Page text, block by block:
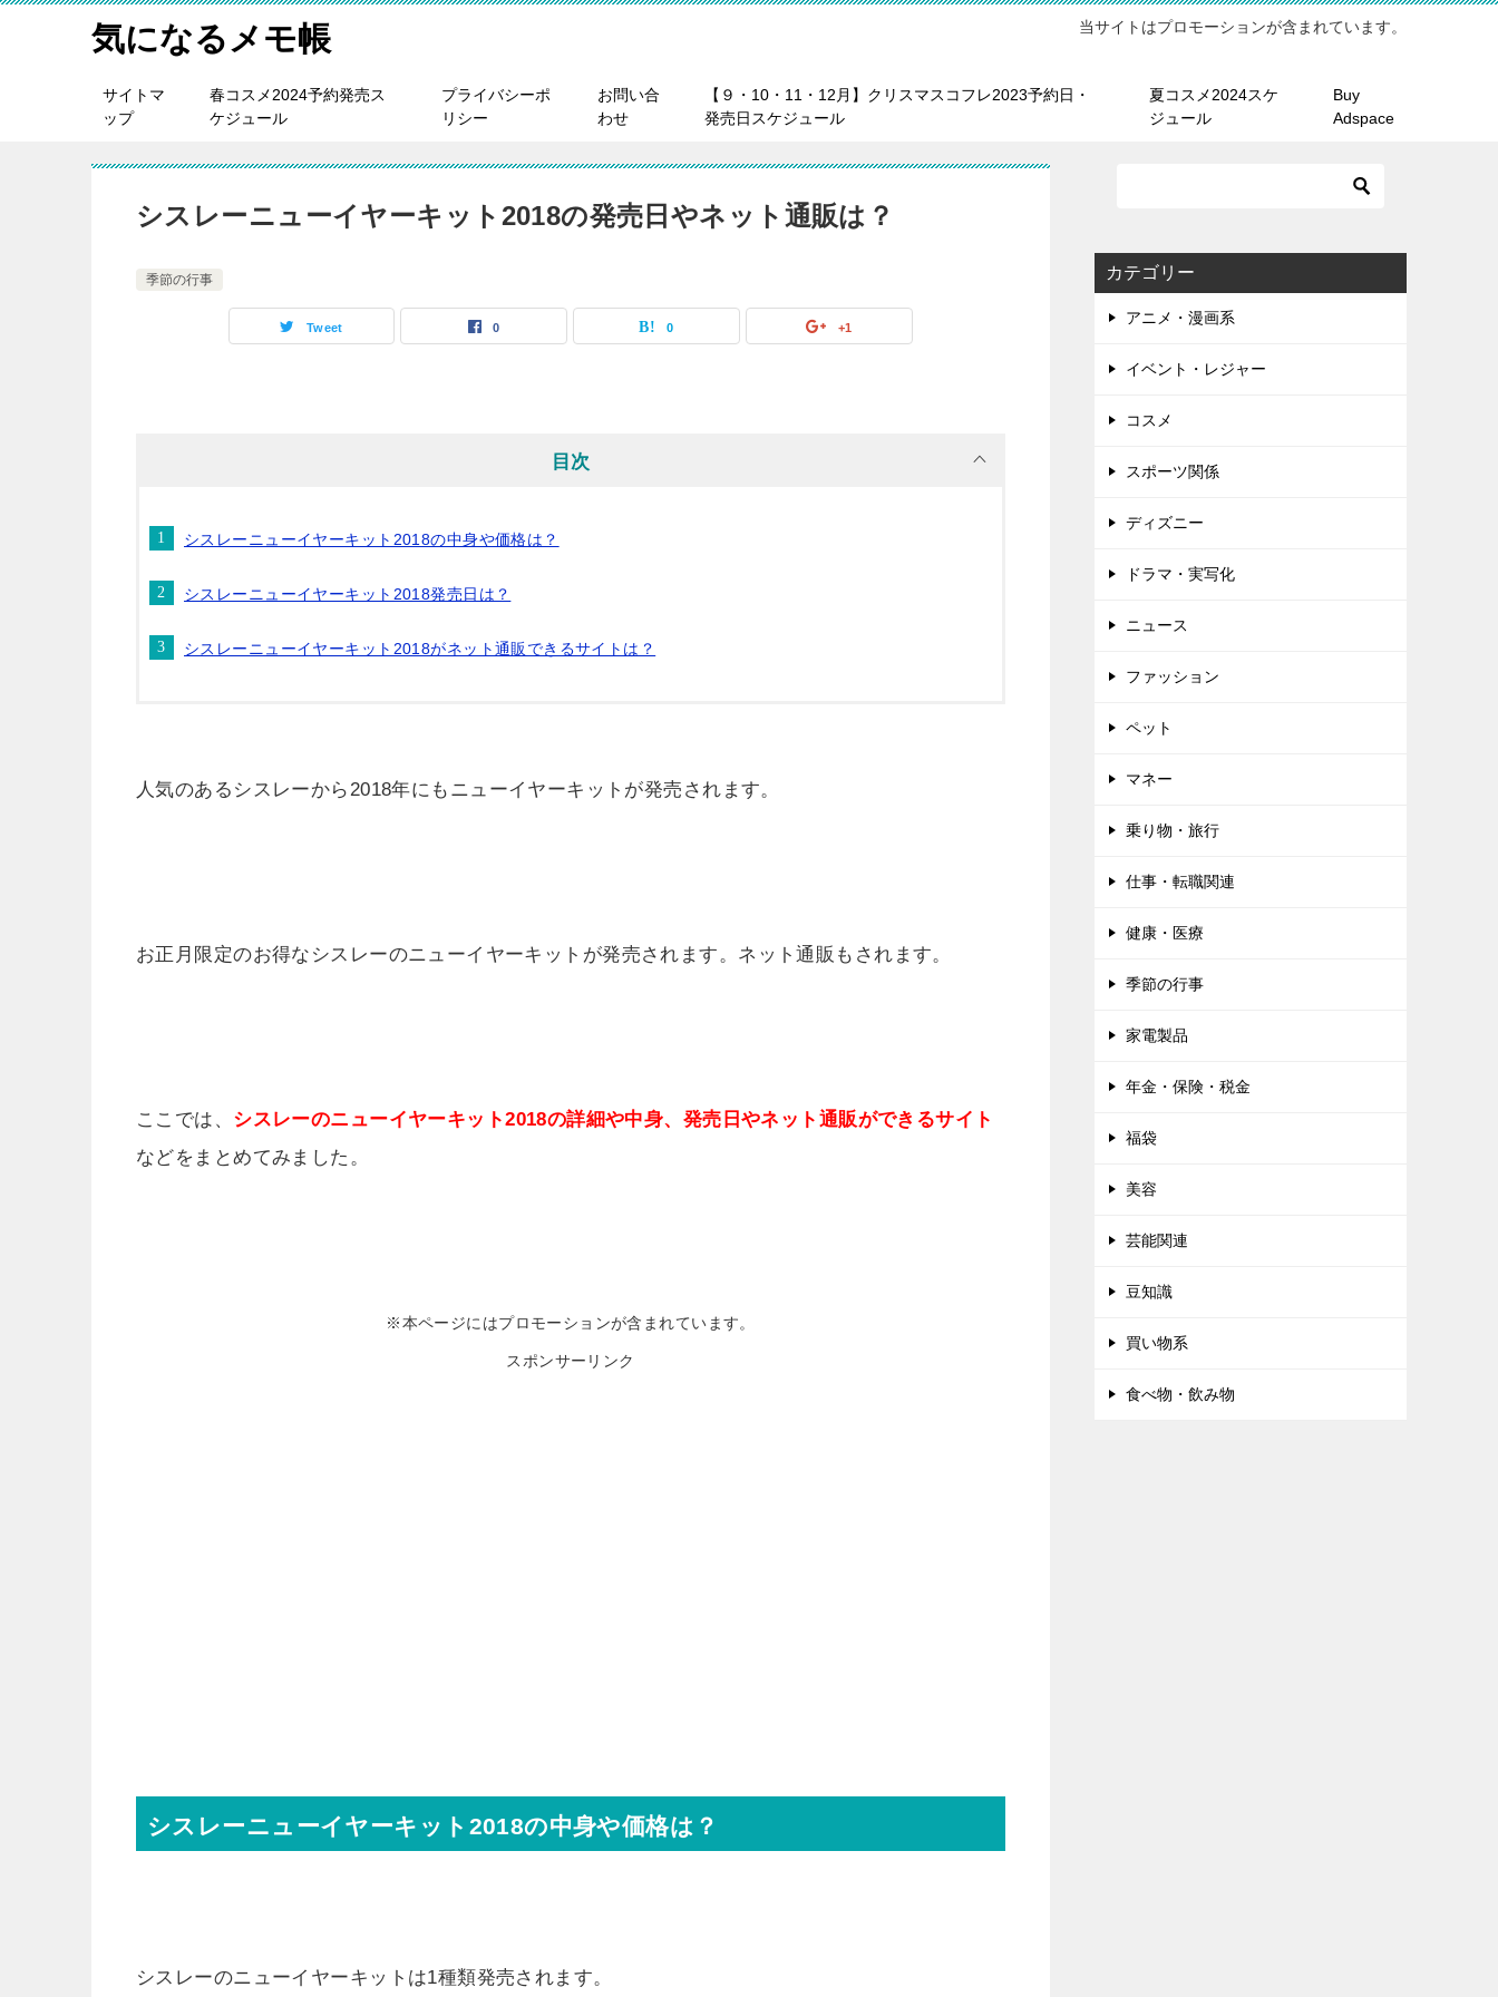
気になるメモ帳 当サイトはプロモーションが含まれています。
サイトマ
ップ
春コスメ2024予約発売ス
ケジュール
プライバシーポ
リシー
お問い合
わせ
【９・10・11・12月】クリスマスコフレ2023予約日・
発売日スケジュール
夏コスメ2024スケ
ジュール
Buy
Adspace
シスレーニューイヤーキット2018の発売日やネット通販は？
季節の行事
Tweet 0 0 +1
目次
シスレーニューイヤーキット2018の中身や価格は？
シスレーニューイヤーキット2018発売日は？
シスレーニューイヤーキット2018がネット通販できるサイトは？
人気のあるシスレーから2018年にもニューイヤーキットが発売されます。
お正月限定のお得なシスレーのニューイヤーキットが発売されます。ネット通販もされます。
ここでは、 シスレーのニューイヤーキット2018の詳細や中身、発売日やネット通販ができるサイト
などをまとめてみました。
※本ページにはプロモーションが含まれています。
スポンサーリンク
シスレーニューイヤーキット2018の中身や価格は？
シスレーのニューイヤーキットは1種類発売されます。
カテゴリー
アニメ・漫画系
イベント・レジャー
コスメ
スポーツ関係
ディズニー
ドラマ・実写化
ニュース
ファッション
ペット
マネー
乗り物・旅行
仕事・転職関連
健康・医療
季節の行事
家電製品
年金・保険・税金
福袋
美容
芸能関連
豆知識
買い物系
食べ物・飲み物